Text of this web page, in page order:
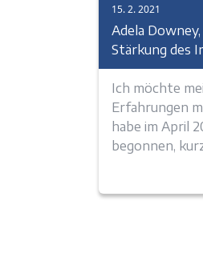
15. 2. 2021
Adela
Stärkung des
Ich möchte
Erfahrungen
habe im April
begonnen,